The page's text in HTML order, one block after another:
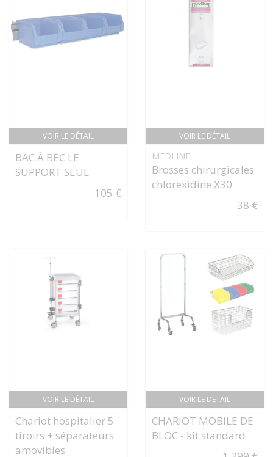
VOIR LE DÉTAIL
BAC À BEC LE
SUPPORT SEUL
105 €
VOIR LE DÉTAIL
MEDLINE
Brosses chirurgicales
chlorexidine X30
38 €
VOIR LE DÉTAIL
Chariot hospitalier 5
tiroirs + séparateurs
amovibles
VOIR LE DÉTAIL
CHARIOT MOBILE DE
BLOC - kit standard